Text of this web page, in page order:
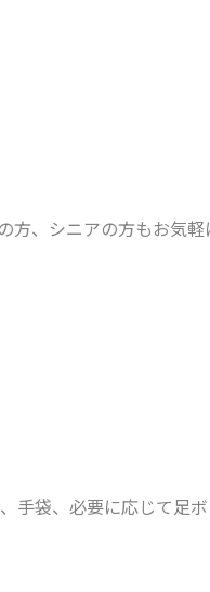
、シニアの方もお気軽
手袋、必要に応じて足